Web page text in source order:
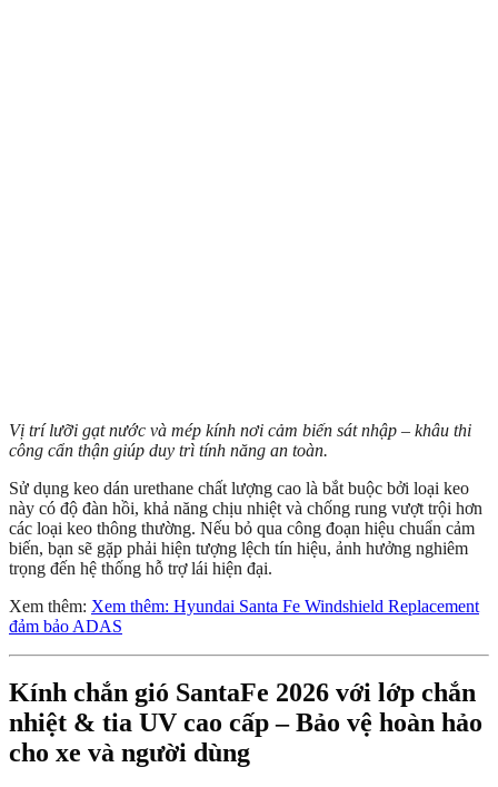
Vị trí lưỡi gạt nước và mép kính nơi cảm biến sát nhập – khâu thi
công cẩn thận giúp duy trì tính năng an toàn.
Sử dụng keo dán urethane chất lượng cao là bắt buộc bởi loại keo
này có độ đàn hồi, khả năng chịu nhiệt và chống rung vượt trội hơn
các loại keo thông thường. Nếu bỏ qua công đoạn hiệu chuẩn cảm
biến, bạn sẽ gặp phải hiện tượng lệch tín hiệu, ảnh hưởng nghiêm
trọng đến hệ thống hỗ trợ lái hiện đại.
Xem thêm: Xem thêm: Hyundai Santa Fe Windshield Replacement
đảm bảo ADAS
Kính chắn gió SantaFe 2026 với lớp chắn
nhiệt & tia UV cao cấp – Bảo vệ hoàn hảo
cho xe và người dùng